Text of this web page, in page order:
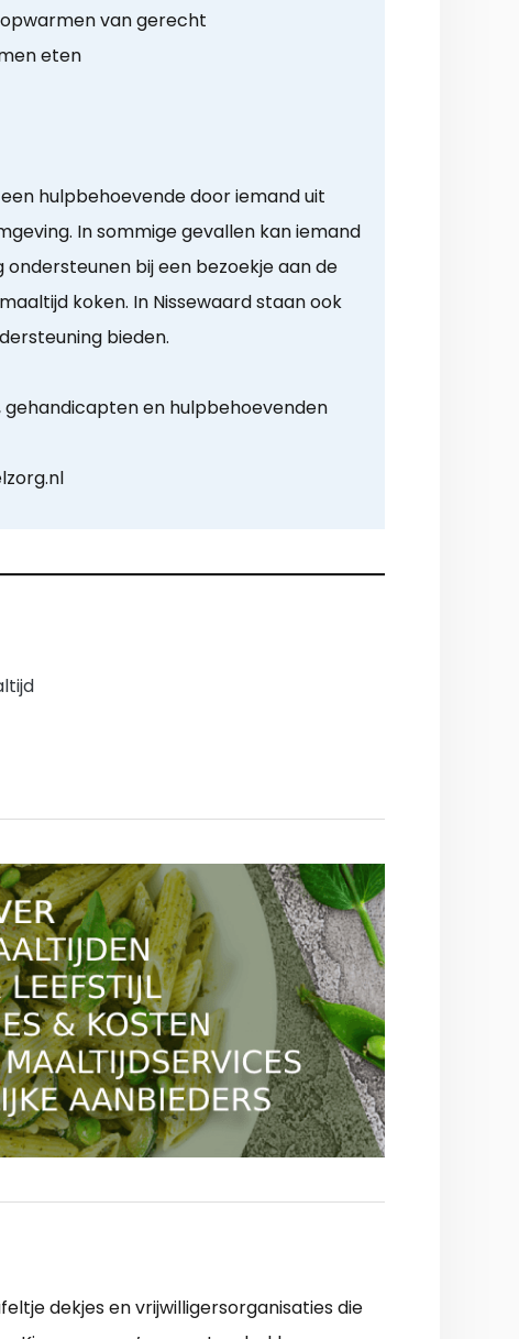
van gerecht
eten
hulpbehoevende door iemand uit
In sommige gevallen kan iemand
ondersteunen bij een bezoekje aan de
koken. In Nissewaard staan ook
bieden.
gehandicapten en hulpbehoevenden
dekjes en vrijwilligersorganisaties die